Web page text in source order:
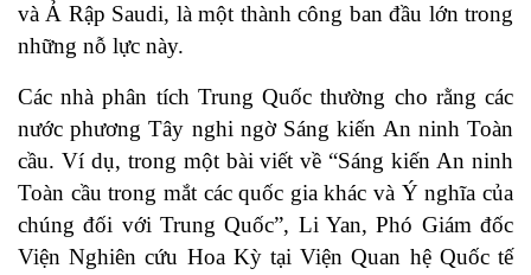
và Ả Rập Saudi, là một thành công ban đầu lớn trong
những nỗ lực này.
Các nhà phân tích Trung Quốc thường cho rằng các
nước phương Tây nghi ngờ Sáng kiến An ninh Toàn
cầu. Ví dụ, trong một bài viết về “Sáng kiến An ninh
Toàn cầu trong mắt các quốc gia khác và Ý nghĩa của
chúng đối với Trung Quốc”, Li Yan, Phó Giám đốc
Viện Nghiên cứu Hoa Kỳ tại Viện Quan hệ Quốc tế